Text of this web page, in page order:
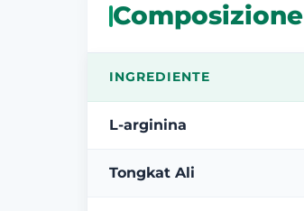
Composizione
INGREDIENTE
L-arginina
Tongkat Ali